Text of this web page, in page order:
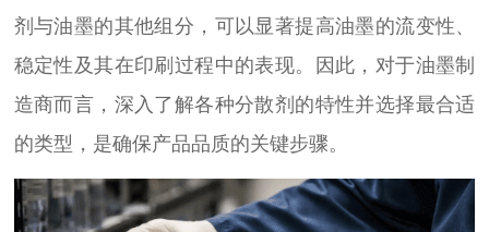
剂与油墨的其他组分，可以显著提高油墨的流变性、
稳定性及其在印刷过程中的表现。因此，对于油墨制
造商而言，深入了解各种分散剂的特性并选择最合适
的类型，是确保产品品质的关键步骤。